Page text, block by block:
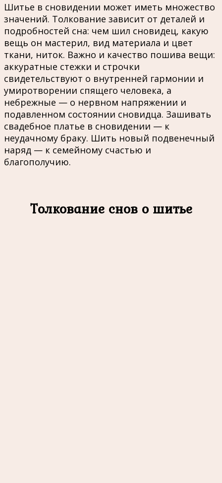
Шитье в сновидении может иметь множество
значений. Толкование зависит от деталей и
подробностей сна: чем шил сновидец, какую
вещь он мастерил, вид материала и цвет
ткани, ниток. Важно и качество пошива вещи:
аккуратные стежки и строчки
свидетельствуют о внутренней гармонии и
умиротворении спящего человека, а
небрежные — о нервном напряжении и
подавленном состоянии сновидца. Зашивать
свадебное платье в сновидении — к
неудачному браку. Шить новый подвенечный
наряд — к семейному счастью и
благополучию.
Толкование снов о шитье